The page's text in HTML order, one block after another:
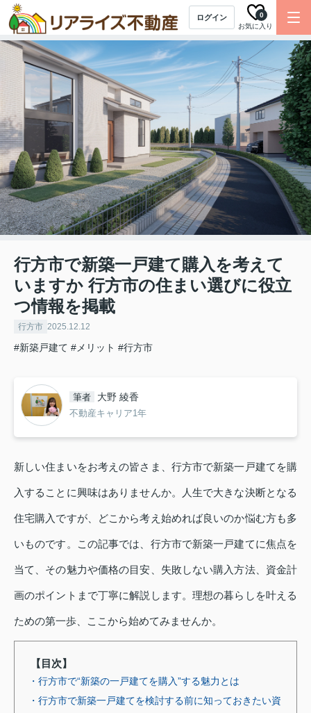
ログイン
お気に入り
0
行方市で新築一戸建て購入を考えて
いますか 行方市の住まい選びに役立
つ情報を掲載
行方市 2025.12.12
#新築戸建て #メリット #行方市
筆者 大野 綾香
不動産キャリア1年
新しい住まいをお考えの皆さま、行方市で新築一戸建てを購
入することに興味はありませんか。人生で大きな決断となる
住宅購入ですが、どこから考え始めれば良いのか悩む方も多
いものです。この記事では、行方市で新築一戸建てに焦点を
当て、その魅力や価格の目安、失敗しない購入方法、資金計
画のポイントまで丁寧に解説します。理想の暮らしを叶える
ための第一歩、ここから始めてみませんか。
【目次】
・行方市で“新築の一戸建てを購入”する魅力とは
・行方市で新築一戸建てを検討する前に知っておきたい資